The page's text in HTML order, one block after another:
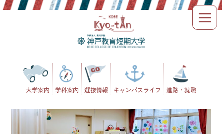
Skip
to
大学案内 学科案内 選抜情報 キャンパスライフ 進路・就職